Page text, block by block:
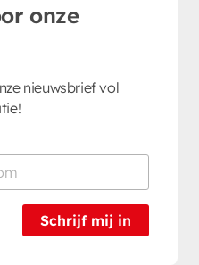
onze
nieuwsbrief vol
Schrijf mij in